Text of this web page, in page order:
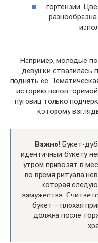
гортензии.
Например, молодые
девушки отвалилась
поднять ее.
историю
пуговиц только
которому
Важно! Букет-
идентичный букету
утром привозят в
во время ритуала
которая
замужества.
букет – плохая
должна после